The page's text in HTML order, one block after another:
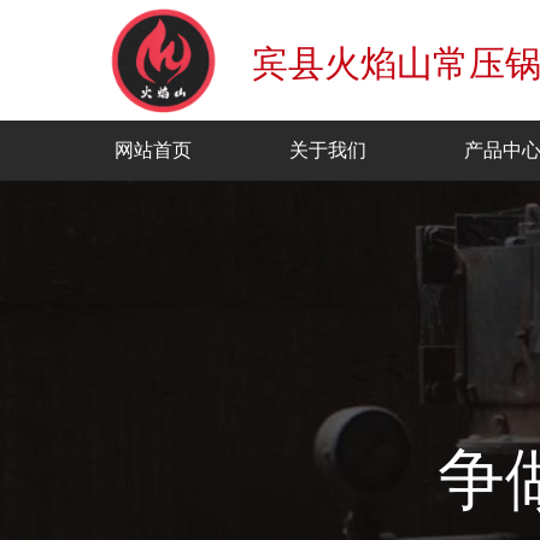
宾县火焰山常压
网站首页 关于我们 产品中心
争